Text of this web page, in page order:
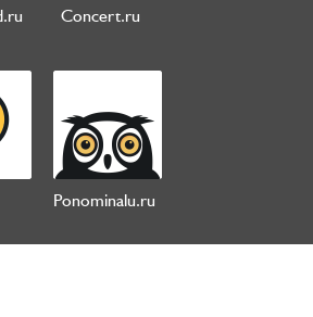
Concert.ru
Ponominalu.ru